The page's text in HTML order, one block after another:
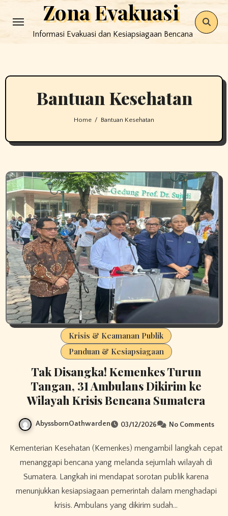
to
Zona Evakuasi
Informasi Evakuasi dan Kesiapsiagaan Bencana
Bantuan Kesehatan
Home Bantuan Kesehatan
Krisis & Keamanan Publik
Panduan & Kesiapsiagaan
Tak Disangka! Kemenkes Turun
Tangan, 31 Ambulans Dikirim ke
Wilayah Krisis Bencana Sumatera
AbyssbornOathwarden 03/12/2026 No Comments
Kementerian Kesehatan (Kemenkes) mengambil langkah cepat
menanggapi bencana yang melanda sejumlah wilayah di
Sumatera. Langkah ini mendapat sorotan publik karena
menunjukkan kesiapsiagaan pemerintah dalam menghadapi
krisis. Ambulans yang dikirim sudah…